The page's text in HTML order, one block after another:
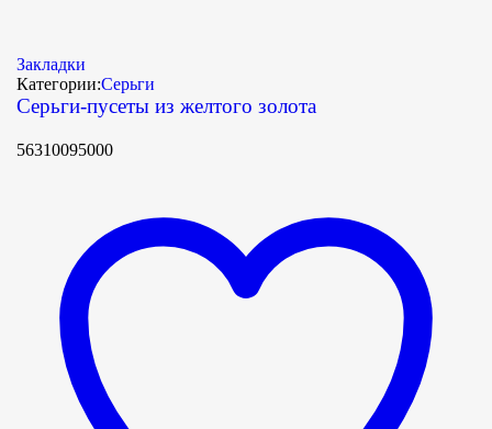
Закладки
Категории:Серьги
Серьги-пусеты из желтого золота
56310095000